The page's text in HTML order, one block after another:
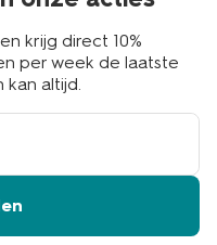
krijg direct 10%
per week de laatste
kan altijd.